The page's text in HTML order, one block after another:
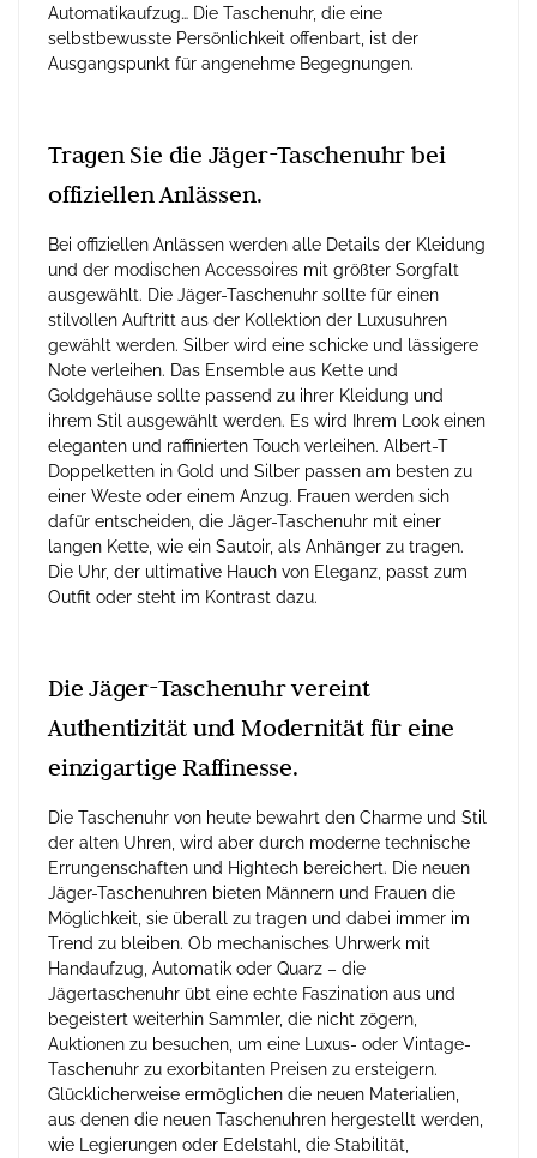
Automatikaufzug… Die Taschenuhr, die eine
selbstbewusste Persönlichkeit offenbart, ist der
Ausgangspunkt für angenehme Begegnungen.
Tragen Sie die Jäger-Taschenuhr bei
offiziellen Anlässen.
Bei offiziellen Anlässen werden alle Details der Kleidung
und der modischen Accessoires mit größter Sorgfalt
ausgewählt. Die Jäger-Taschenuhr sollte für einen
stilvollen Auftritt aus der Kollektion der Luxusuhren
gewählt werden. Silber wird eine schicke und lässigere
Note verleihen. Das Ensemble aus Kette und
Goldgehäuse sollte passend zu ihrer Kleidung und
ihrem Stil ausgewählt werden. Es wird Ihrem Look einen
eleganten und raffinierten Touch verleihen. Albert-T
Doppelketten in Gold und Silber passen am besten zu
einer Weste oder einem Anzug. Frauen werden sich
dafür entscheiden, die Jäger-Taschenuhr mit einer
langen Kette, wie ein Sautoir, als Anhänger zu tragen.
Die Uhr, der ultimative Hauch von Eleganz, passt zum
Outfit oder steht im Kontrast dazu.
Die Jäger-Taschenuhr vereint
Authentizität und Modernität für eine
einzigartige Raffinesse.
Die Taschenuhr von heute bewahrt den Charme und Stil
der alten Uhren, wird aber durch moderne technische
Errungenschaften und Hightech bereichert. Die neuen
Jäger-Taschenuhren bieten Männern und Frauen die
Möglichkeit, sie überall zu tragen und dabei immer im
Trend zu bleiben. Ob mechanisches Uhrwerk mit
Handaufzug, Automatik oder Quarz – die
Jägertaschenuhr übt eine echte Faszination aus und
begeistert weiterhin Sammler, die nicht zögern,
Auktionen zu besuchen, um eine Luxus- oder Vintage-
Taschenuhr zu exorbitanten Preisen zu ersteigern.
Glücklicherweise ermöglichen die neuen Materialien,
aus denen die neuen Taschenuhren hergestellt werden,
wie Legierungen oder Edelstahl, die Stabilität,